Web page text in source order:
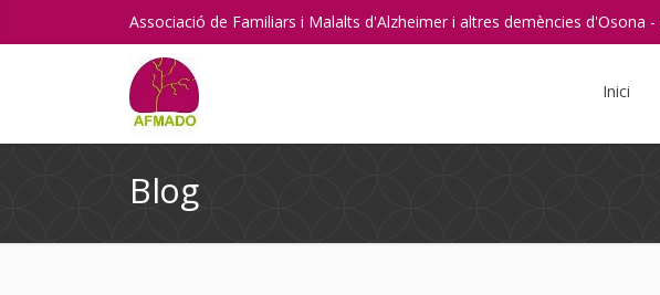
Associació de Familiars i Malalts d'Alzheimer i altres demències d'Osona -
Instagram
RSS
Inici
Blog